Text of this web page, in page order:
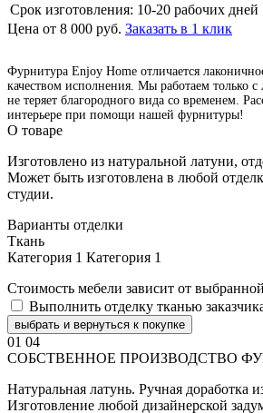
Срок изготовления: 10-20 рабочих дней
Цена от 8 000 руб. Заказать в 1 клик
Фурнитура Enjoy Home отличается
качеством исполнения. Мы работаем только с
не теряет благородного вида со временем.
интерьере при помощи нашей фурнитуры!
О товаре
Изготовлено из натуральной латуни,
Может быть изготовлена в любой
студии.
Варианты отделки
Ткань
Категория 1 Категория 1
Стоимость мебели зависит от
Выполнить отделку тканью
выбрать и вернуться к покупке
01 04
СОБСТВЕННОЕ ПРОИЗВОДСТВО
Натуральная латунь. Ручная доработка
Изготовление любой дизайнерской